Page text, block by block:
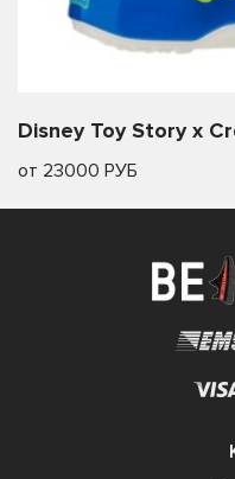
Disney Toy Story x
от 23000 РУБ